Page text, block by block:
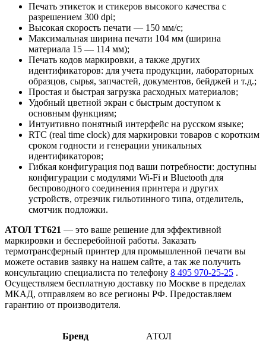
Печать этикеток и стикеров высокого качества с
разрешением 300 dpi;
Высокая скорость печати — 150 мм/с;
Максимальная ширина печати 104 мм (ширина
материала 15 — 114 мм);
Печать кодов маркировки, а также других
идентификаторов: для учета продукции, лабораторных
образцов, сырья, запчастей, документов, бейджей и т.д.;
Простая и быстрая загрузка расходных материалов;
Удобный цветной экран с быстрым доступом к
основным функциям;
Интуитивно понятный интерфейс на русском языке;
RTC (real time clock) для маркировки товаров с коротким
сроком годности и генерации уникальных
идентификаторов;
Гибкая конфигурация под ваши потребности: доступны
конфигурации с модулями Wi-Fi и Bluetooth для
беспроводного соединения принтера и других
устройств, отрезчик гильотинного типа, отделитель,
смотчик подложки.
АТОЛ ТТ621 — это ваше решение для эффективной
маркировки и бесперебойной работы. Заказать
термотрансферный принтер для промышленной печати вы
можете оставив заявку на нашем сайте, а так же получить
консультацию специалиста по телефону 8 495 970-25-25 .
Осуществляем бесплатную доставку по Москве в пределах
МКАД, отправляем во все регионы РФ. Предоставляем
гарантию от производителя.
Бренд АТОЛ